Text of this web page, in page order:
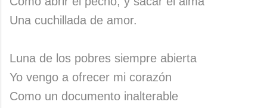
Una cuchillada de amor.
Luna de los pobres siempre abierta
Yo vengo a ofrecer mi corazón
Como un documento inalterable